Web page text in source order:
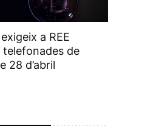
a REE
telefonades de
28 d’abril